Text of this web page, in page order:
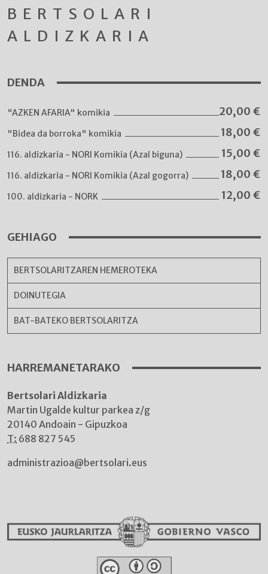
BERTSOLARI
ALDIZKARIA
DENDA
"AZKEN AFARIA" komikia 20,00 €
"Bidea da borroka" komikia 18,00 €
116. aldizkaria - NORI Komikia (Azal biguna) 15,00 €
116. aldizkaria - NORI Komikia (Azal gogorra) 18,00 €
100. aldizkaria - NORK 12,00 €
GEHIAGO
BERTSOLARITZAREN HEMEROTEKA
DOINUTEGIA
BAT-BATEKO BERTSOLARITZA
HARREMANETARAKO
Bertsolari Aldizkaria
Martin Ugalde kultur parkea z/g
20140 Andoain - Gipuzkoa
T: 688 827 545
administrazioa@bertsolari.eus